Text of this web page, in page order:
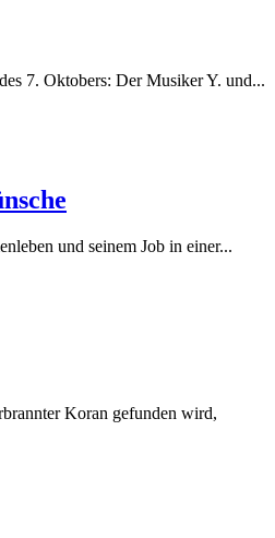
7. Oktobers: Der Musiker Y. und...
und seinem Job in einer...
Koran gefunden wird,